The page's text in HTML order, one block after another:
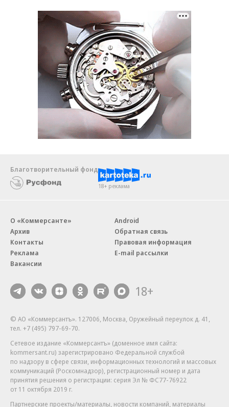
Благотворительный фонд
18+ реклама
О «Коммерсанте»
Архив
Контакты
Реклама
Вакансии
Android
Обратная связь
Правовая информация
E-mail рассылки
18+
© АО «Коммерсантъ». 127006, Москва, Оружейный переулок д. 41,
тел. +7 (495) 797-69-70.
Сетевое издание «Коммерсантъ» (доменное имя сайта:
kommersant.ru) зарегистрировано Федеральной службой
по надзору в сфере связи, информационных технологий и массовых
коммуникаций (Роскомнадзор), регистрационный номер и дата
принятия решения о регистрации: серия Эл № ФС77-76922
от 11 октября 2019 г.
Партнерские проекты/материалы, новости компаний, материалы